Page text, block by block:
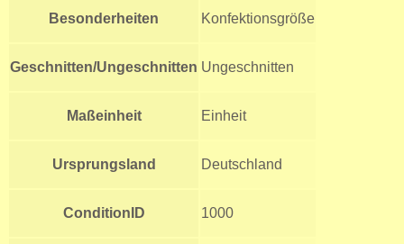
Besonderheiten Konfektionsgröße
Geschnitten/Ungeschnitten Ungeschnitten
Maßeinheit Einheit
Ursprungsland Deutschland
ConditionID 1000